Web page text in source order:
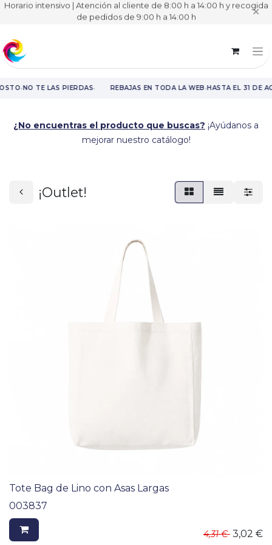
Horario intensivo | Atención al cliente de 8:00 h a 14:00 h y recogida
de pedidos de 9:00 h a 14:00 h ✕
·NO TE LAS PIERDAS· REBAJAS EN TODA LA WEB·HASTA EL 31 DE
¿No encuentras el producto que buscas? ¡Ayúdanos a
mejorar nuestro catálogo!
¡Outlet!
Tote Bag de Lino con Asas Largas
003837
4,31€ 3,02 €